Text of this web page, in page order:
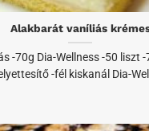
Alakbarát vaníliás
-70g Dia-Wellness -50 liszt
-fél kiskanál Dia-